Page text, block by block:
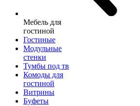
Мебель для
гостиной
Гостиные
Модульные
стенки
Тумбы под тв
Комоды для
гостиной
Витрины
Буфеты